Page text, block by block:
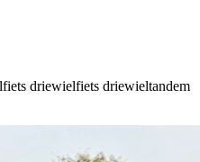
driewielfiets driewieltandem